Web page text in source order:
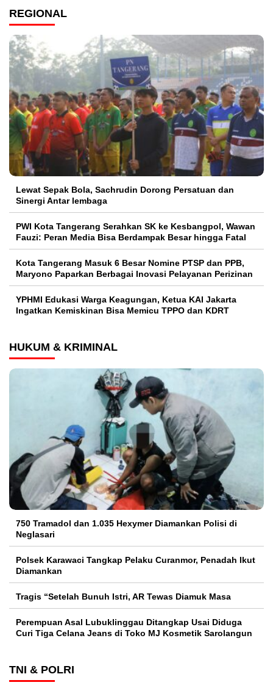
REGIONAL
Lewat Sepak Bola, Sachrudin Dorong Persatuan dan
Sinergi Antar lembaga
PWI Kota Tangerang Serahkan SK ke Kesbangpol, Wawan
Fauzi: Peran Media Bisa Berdampak Besar hingga Fatal
Kota Tangerang Masuk 6 Besar Nomine PTSP dan PPB,
Maryono Paparkan Berbagai Inovasi Pelayanan Perizinan
YPHMI Edukasi Warga Keagungan, Ketua KAI Jakarta
Ingatkan Kemiskinan Bisa Memicu TPPO dan KDRT
HUKUM & KRIMINAL
750 Tramadol dan 1.035 Hexymer Diamankan Polisi di
Neglasari
Polsek Karawaci Tangkap Pelaku Curanmor, Penadah Ikut
Diamankan
Tragis “Setelah Bunuh Istri, AR Tewas Diamuk Masa
Perempuan Asal Lubuklinggau Ditangkap Usai Diduga
Curi Tiga Celana Jeans di Toko MJ Kosmetik Sarolangun
TNI & POLRI